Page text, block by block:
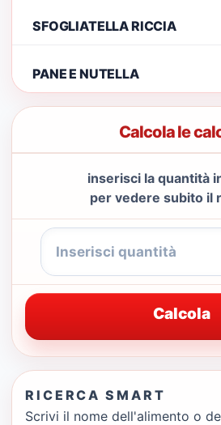
SFOGLIATELLA RICCIA
PANE E NUTELLA
Calcola le
inserisci la quantità
per vedere subito il
Calcola
RICERCA SMART
Scrivi il nome dell'alimento o